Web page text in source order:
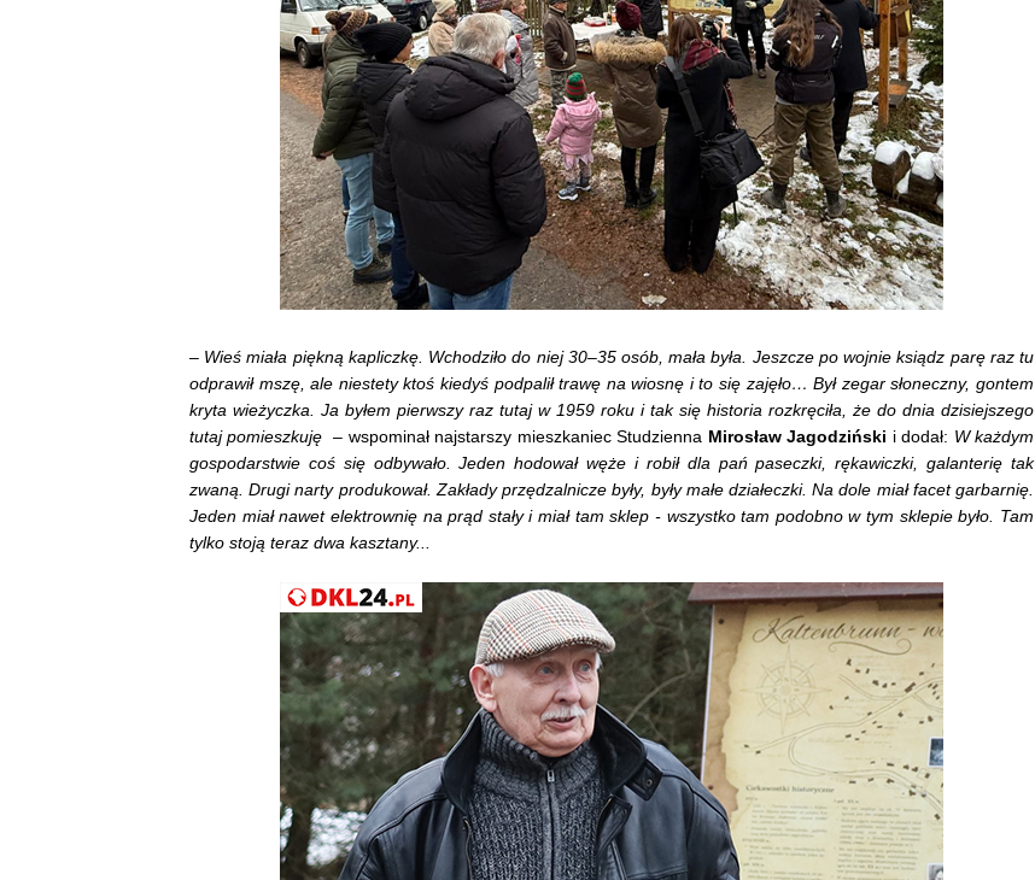
– Wieś miała piękną kapliczkę. Wchodziło do niej 30–35 osób, mała była. Jeszcze po wojnie ksiądz parę raz tu
odprawił mszę, ale niestety ktoś kiedyś podpalił trawę na wiosnę i to się zajęło… Był zegar słoneczny, gontem
kryta wieżyczka. Ja byłem pierwszy raz tutaj w 1959 roku i tak się historia rozkręciła, że do dnia dzisiejszego
tutaj pomieszkuję– wspominał najstarszy mieszkaniec Studzienna Mirosław Jagodziński i dodał: W każdym
gospodarstwie coś się odbywało. Jeden hodował węże i robił dla pań paseczki, rękawiczki, galanterię tak
zwaną. Drugi narty produkował. Zakłady przędzalnicze były, były małe działeczki. Na dole miał facet garbarnię.
Jeden miał nawet elektrownię na prąd stały i miał tam sklep - wszystko tam podobno w tym sklepie było. Tam
tylko stoją teraz dwa kasztany...